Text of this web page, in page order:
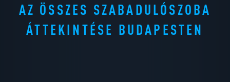
AZ ÖSSZES SZABADULÓSZOBA
ÁTTEKINTÉSE BUDAPESTEN